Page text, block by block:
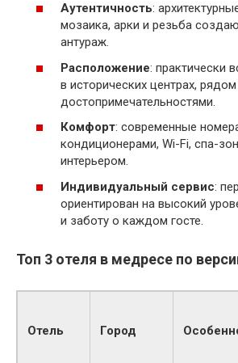
Аутентичность:
мозаика, арки и резьба
антураж.
Расположение: практически
в исторических центрах,
достопримечательностями.
Комфорт: современные
кондиционерами, Wi-Fi, спа-
интерьером.
Индивидуальный сервис:
ориентирован на высокий
и заботу о каждом госте.
Топ 3 отеля в медресе по
Отель Город